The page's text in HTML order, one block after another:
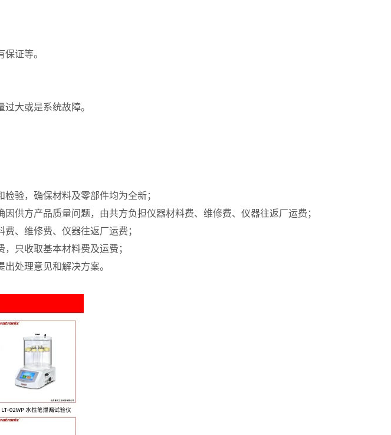
证等。
大或是系统故障。
验，确保材料及零部件均为全新；
供方产品质量问题，由共方负担仪器材料费、维修费、仪器往返厂运费；
、维修费、仪器往返厂运费；
只收取基本材料费及运费；
处理意见和解决方案。